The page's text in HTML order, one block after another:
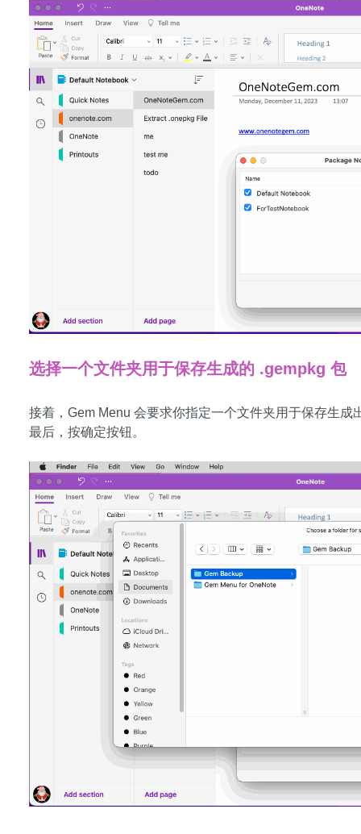
选择一个文件夹用于保存生成的 .gempkg 包
接着，Gem Menu 会要求你指定一个文件夹用于保存生成
最后，按确定按钮。